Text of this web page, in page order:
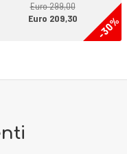
Euro 299,00
-30%
Euro 209,30